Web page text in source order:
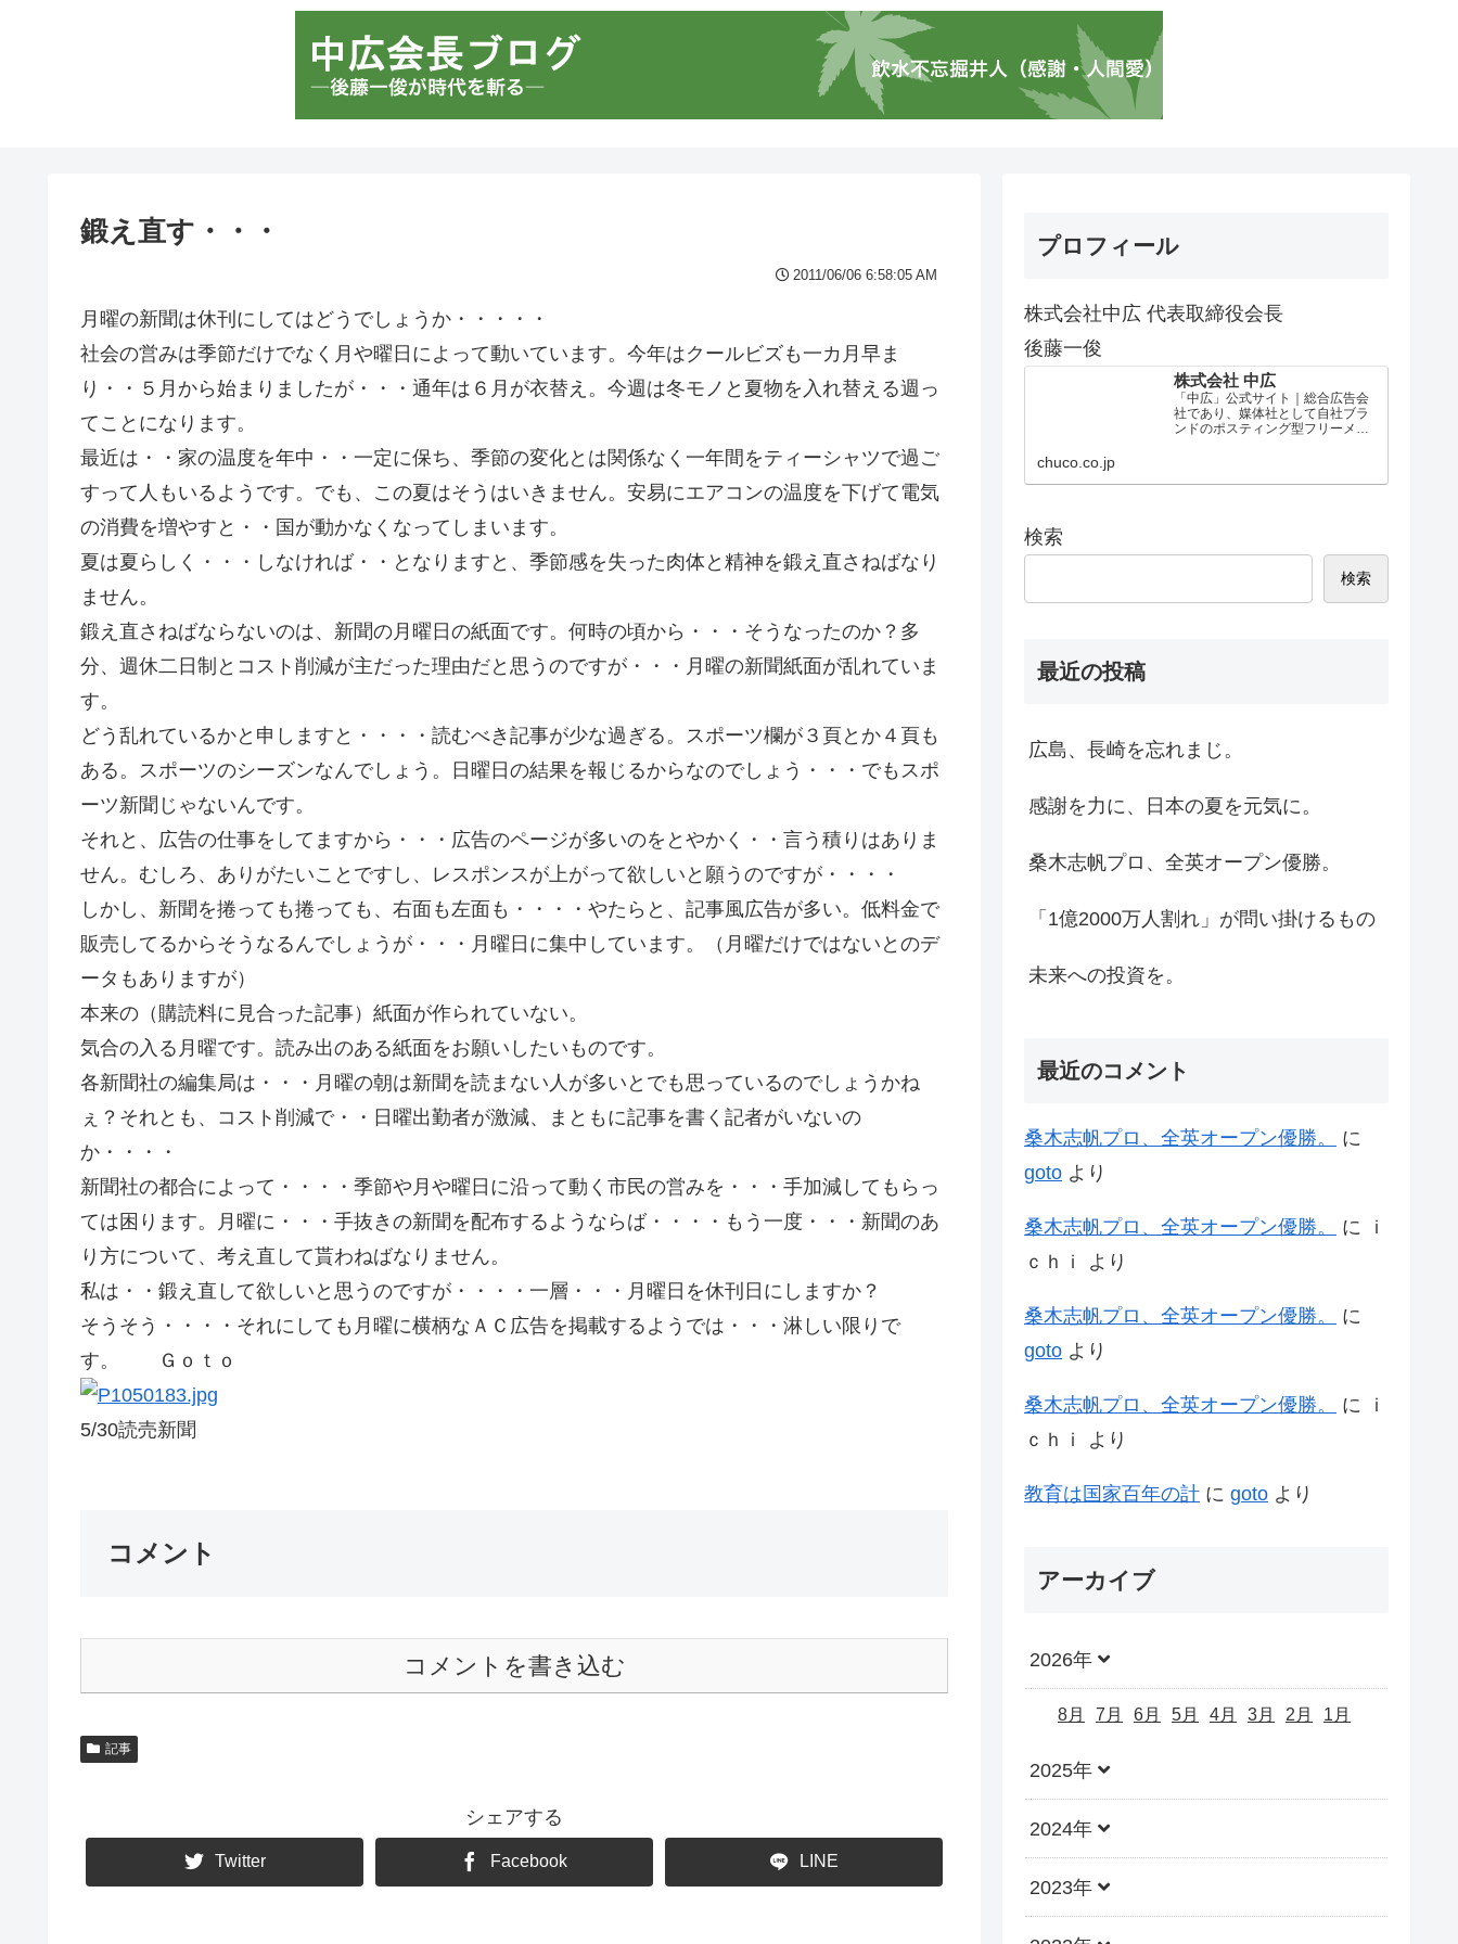
鍛え直す・・・
2011/06/06 6:58:05 AM
月曜の新聞は休刊にしてはどうでしょうか・・・・・
社会の営みは季節だけでなく月や曜日によって動いています。今年はクールビズも一カ月早ま
り・・５月から始まりましたが・・・通年は６月が衣替え。今週は冬モノと夏物を入れ替える週っ
てことになります。
最近は・・家の温度を年中・・一定に保ち、季節の変化とは関係なく一年間をティーシャツで過ご
すって人もいるようです。でも、この夏はそうはいきません。安易にエアコンの温度を下げて電気
の消費を増やすと・・国が動かなくなってしまいます。
夏は夏らしく・・・しなければ・・となりますと、季節感を失った肉体と精神を鍛え直さねばなり
ません。
鍛え直さねばならないのは、新聞の月曜日の紙面です。何時の頃から・・・そうなったのか？多
分、週休二日制とコスト削減が主だった理由だと思うのですが・・・月曜の新聞紙面が乱れていま
す。
どう乱れているかと申しますと・・・・読むべき記事が少な過ぎる。スポーツ欄が３頁とか４頁も
ある。スポーツのシーズンなんでしょう。日曜日の結果を報じるからなのでしょう・・・でもスポ
ーツ新聞じゃないんです。
それと、広告の仕事をしてますから・・・広告のページが多いのをとやかく・・言う積りはありま
せん。むしろ、ありがたいことですし、レスポンスが上がって欲しいと願うのですが・・・・
しかし、新聞を捲っても捲っても、右面も左面も・・・・やたらと、記事風広告が多い。低料金で
販売してるからそうなるんでしょうが・・・月曜日に集中しています。（月曜だけではないとのデ
ータもありますが）
本来の（購読料に見合った記事）紙面が作られていない。
気合の入る月曜です。読み出のある紙面をお願いしたいものです。
各新聞社の編集局は・・・月曜の朝は新聞を読まない人が多いとでも思っているのでしょうかね
ぇ？それとも、コスト削減で・・日曜出勤者が激減、まともに記事を書く記者がいないの
か・・・・
新聞社の都合によって・・・・季節や月や曜日に沿って動く市民の営みを・・・手加減してもらっ
ては困ります。月曜に・・・手抜きの新聞を配布するようならば・・・・もう一度・・・新聞のあ
り方について、考え直して貰わねばなりません。
私は・・鍛え直して欲しいと思うのですが・・・・一層・・・月曜日を休刊日にしますか？
そうそう・・・・それにしても月曜に横柄なＡＣ広告を掲載するようでは・・・淋しい限りで
す。 Ｇｏｔｏ
5/30読売新聞
コメント
コメントを書き込む
記事
シェアする
Twitter Facebook LINE
プロフィール
株式会社中広 代表取締役会長
後藤一俊
株式会社 中広
「中広」公式サイト｜総合広告会
社であり、媒体社として自社ブラ
ンドのポスティング型フリーメデ
chuco.co.jp
検索
検索
最近の投稿
広島、長崎を忘れまじ。
感謝を力に、日本の夏を元気に。
桑木志帆プロ、全英オープン優勝。
「1億2000万人割れ」が問い掛けるもの
未来への投資を。
最近のコメント
桑木志帆プロ、全英オープン優勝。
に
goto より
桑木志帆プロ、全英オープン優勝。 に
ｉ
ｃｈｉ
より
桑木志帆プロ、全英オープン優勝。
に
goto より
桑木志帆プロ、全英オープン優勝。 に
ｉ
ｃｈｉ
より
教育は国家百年の計 に goto より
アーカイブ
2026年
8月 7月 6月 5月 4月 3月 2月 1月
2025年
2024年
2023年